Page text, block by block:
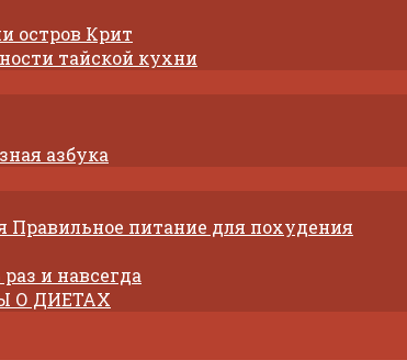
остров Крит
тайской кухни
азбука
Правильное питание для похудения
и навсегда
О ДИЕТАХ